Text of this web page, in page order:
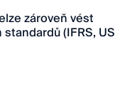
zároveň vést
(IFRS, US